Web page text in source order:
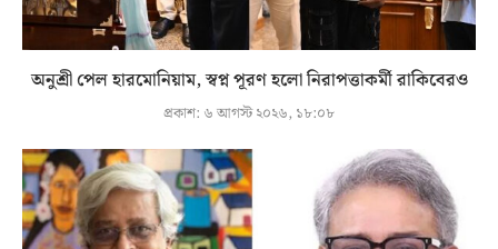
অনুশ্রী পেল হারমোনিয়াম, স্বপ্ন পূরণ হলো নিরাপত্তাকর্মী রাকিবেরও
প্রকাশ: ৬ আগস্ট ২০২৬, ১৮:০৮